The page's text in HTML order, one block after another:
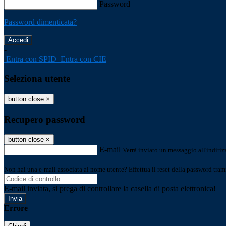
Password
Password dimenticata?
-
Entra con SPID Entra con CIE
Seleziona utente
button close ×
Recupero password
button close ×
E-mail Verrà inviato un messaggio
Non hai una e-mail associata al nome utente? Effettua il reset della password
E-mail inviata, si prega di controllare la casella di posta elettronica!
Errore